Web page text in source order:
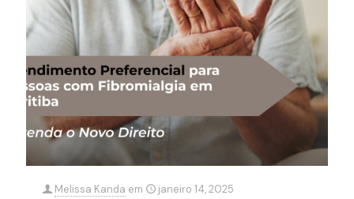
Melissa Kanda em janeiro 14, 2025